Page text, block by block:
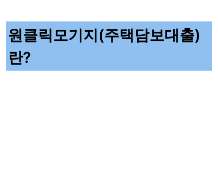
원클릭모기지(주택담보대출)
란?